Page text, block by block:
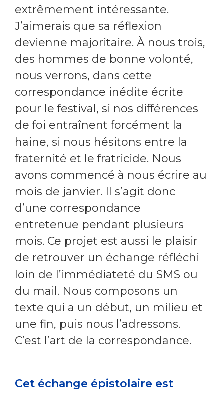
extrêmement intéressante.
J’aimerais que sa réflexion
devienne majoritaire. À nous trois,
des hommes de bonne volonté,
nous verrons, dans cette
correspondance inédite écrite
pour le festival, si nos différences
de foi entraînent forcément la
haine, si nous hésitons entre la
fraternité et le fratricide. Nous
avons commencé à nous écrire au
mois de janvier. Il s’agit donc
d’une correspondance
entretenue pendant plusieurs
mois. Ce projet est aussi le plaisir
de retrouver un échange réfléchi
loin de l’immédiateté du SMS ou
du mail. Nous composons un
texte qui a un début, un milieu et
une fin, puis nous l’adressons.
C’est l’art de la correspondance.
Cet échange épistolaire est